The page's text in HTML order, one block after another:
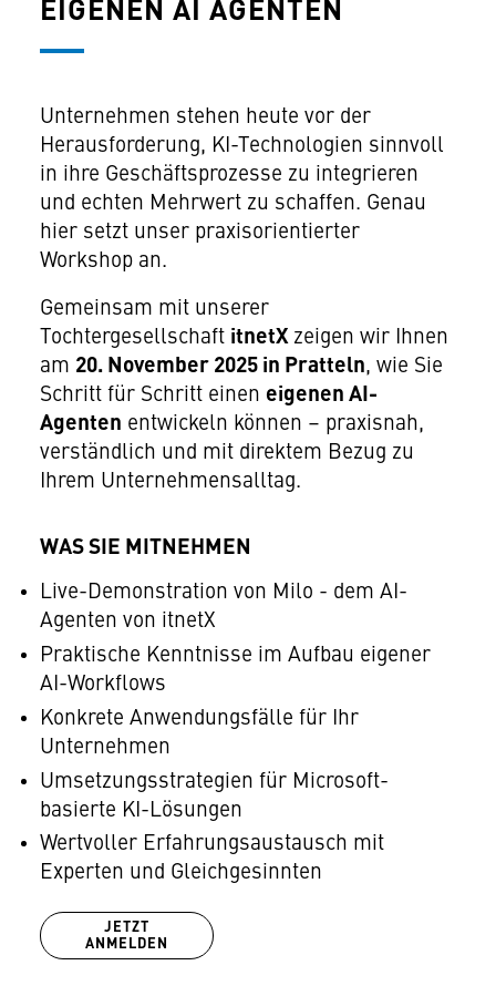
EIGENEN AI AGENTEN
Unternehmen stehen heute vor der
Herausforderung, KI-Technologien sinnvoll
in ihre Geschäftsprozesse zu integrieren
und echten Mehrwert zu schaffen. Genau
hier setzt unser praxisorientierter
Workshop an.
Gemeinsam mit unserer
Tochtergesellschaft itnetX zeigen wir Ihnen
am 20. November 2025 in Pratteln, wie Sie
Schritt für Schritt einen eigenen AI-
Agenten entwickeln können – praxisnah,
verständlich und mit direktem Bezug zu
Ihrem Unternehmensalltag.
WAS SIE MITNEHMEN
Live-Demonstration von Milo - dem AI-
Agenten von itnetX
Praktische Kenntnisse im Aufbau eigener
AI-Workflows
Konkrete Anwendungsfälle für Ihr
Unternehmen
Umsetzungsstrategien für Microsoft-
basierte KI-Lösungen
Wertvoller Erfahrungsaustausch mit
Experten und Gleichgesinnten
JETZT
ANMELDEN